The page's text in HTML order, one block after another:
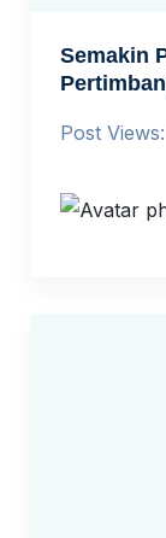
Semakin
Post Views: